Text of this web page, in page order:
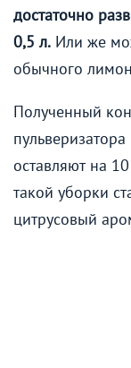
достаточно
0,5 л. Или же
обычного
Полученный
оставляют на
такой уборки
цитрусовый